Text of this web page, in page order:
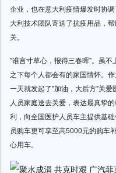
企业，也在意大利疫情爆发时协
大利技术团队寄送了抗疫用品，
关。
"谁言寸草心，报得三春晖"。虽
之下每个人都会有的家国情怀。
一天就发起了"加油，大后方"关
人员家庭送去关爱，表达最真挚
利，向全国医护人员车主提供基
员购车更可享至高5000元的购车
心用车。